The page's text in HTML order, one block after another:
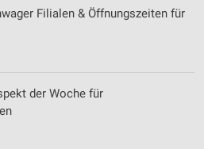
Filialen & Öffnungszeiten für
der Woche für